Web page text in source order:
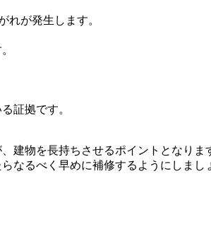
れが発生します。
証拠です。
建物を長持ちさせるポイントとなりま
なるべく早めに補修するようにしまし